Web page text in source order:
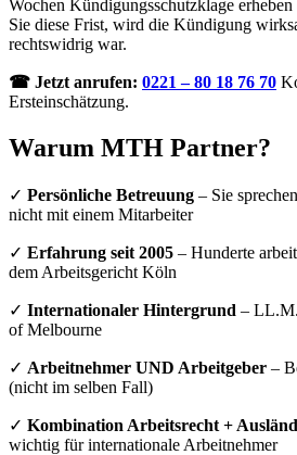
Wochen Kündigungsschutzklage
Sie diese Frist, wird die Kündigung
rechtswidrig war.
☎ Jetzt anrufen: 0221 – 80 18 76 70
Ersteinschätzung.
Warum MTH Partner?
✓ Persönliche Betreuung – Sie
nicht mit einem Mitarbeiter
✓ Erfahrung seit 2005 – Hunderte
dem Arbeitsgericht Köln
✓ Internationaler Hintergrund –
of Melbourne
✓ Arbeitnehmer UND Arbeitgeber –
(nicht im selben Fall)
✓ Kombination Arbeitsrecht +
wichtig für internationale Arbeitnehmer